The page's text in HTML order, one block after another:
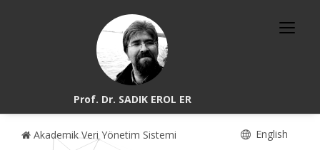
Prof. Dr. SADIK EROL ER
Akademik Veri Yönetim Sistemi English